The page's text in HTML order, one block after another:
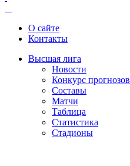
О сайте
Контакты
Высшая лига
Новости
Конкурс прогнозов
Составы
Матчи
Таблица
Статистика
Стадионы